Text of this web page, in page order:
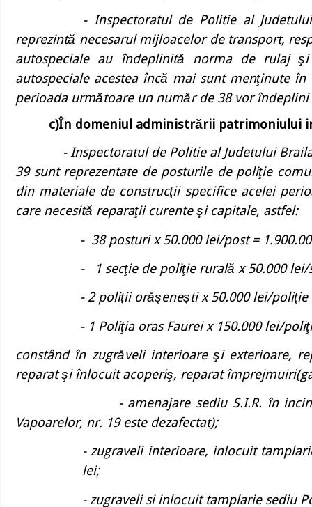
- Inspectoratul de Politie al
reprezintă necesarul mijloacelor de transport,
autospeciale au îndeplinită norma de rulaj
autospeciale acestea încă mai sunt menţinute
perioada următoare un număr de 38 vor
c)În domeniul administrării patrimoniului
- Inspectoratul de Politie al Judetului
39 sunt reprezentate de posturile de poliţie
din materiale de construcţii specifice acelei
care necesită reparaţii curente şi capitale, astfel:
- 38 posturi x 50.000 lei/post =
- 1 secţie de poliţie rurală x 50.000 lei/
- 2 poliţii orăşeneşti x 50.000 lei/poliţie
- 1 Poliţia oras Faurei x 150.000 lei/
constând în zugrăveli interioare şi exterioare,
reparat şi înlocuit acoperiş, reparat
- amenajare sediu S.I.R. în incinta
Vapoarelor, nr. 19 este dezafectat);
- zugraveli interioare, inlocuit
lei;
- zugraveli si inlocuit tamplarie sediu